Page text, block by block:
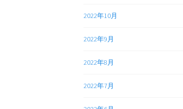
2022年10月
2022年9月
2022年8月
2022年7月